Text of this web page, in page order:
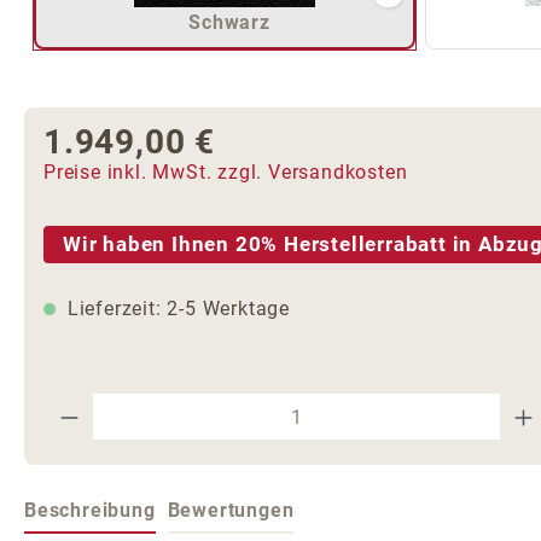
Schwarz
Regulärer Preis:
1.949,00 €
Preise inkl. MwSt. zzgl. Versandkosten
Wir haben Ihnen 20% Herstellerrabatt in
Lieferzeit: 2-5 Werktage
Produkt Anzahl: Gib den
Beschreibung Bewertungen